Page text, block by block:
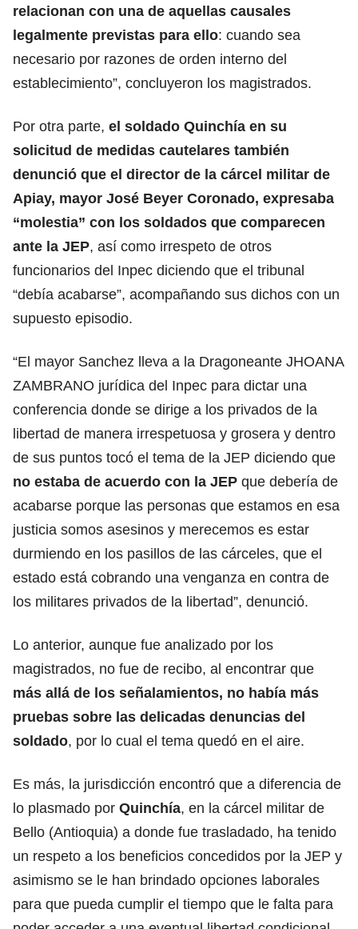
relacionan con una de aquellas causales
legalmente previstas para ello: cuando sea
necesario por razones de orden interno del
establecimiento”, concluyeron los magistrados.
Por otra parte, el soldado Quinchía en su
solicitud de medidas cautelares también
denunció que el director de la cárcel militar de
Apiay, mayor José Beyer Coronado, expresaba
“molestia” con los soldados que comparecen
ante la JEP, así como irrespeto de otros
funcionarios del Inpec diciendo que el tribunal
“debía acabarse”, acompañando sus dichos con un
supuesto episodio.
“El mayor Sanchez lleva a la Dragoneante JHOANA
ZAMBRANO jurídica del Inpec para dictar una
conferencia donde se dirige a los privados de la
libertad de manera irrespetuosa y grosera y dentro
de sus puntos tocó el tema de la JEP diciendo que
no estaba de acuerdo con la JEP que debería de
acabarse porque las personas que estamos en esa
justicia somos asesinos y merecemos es estar
durmiendo en los pasillos de las cárceles, que el
estado está cobrando una venganza en contra de
los militares privados de la libertad”, denunció.
Lo anterior, aunque fue analizado por los
magistrados, no fue de recibo, al encontrar que
más allá de los señalamientos, no había más
pruebas sobre las delicadas denuncias del
soldado, por lo cual el tema quedó en el aire.
Es más, la jurisdicción encontró que a diferencia de
lo plasmado por Quinchía, en la cárcel militar de
Bello (Antioquia) a donde fue trasladado, ha tenido
un respeto a los beneficios concedidos por la JEP y
asimismo se le han brindado opciones laborales
para que pueda cumplir el tiempo que le falta para